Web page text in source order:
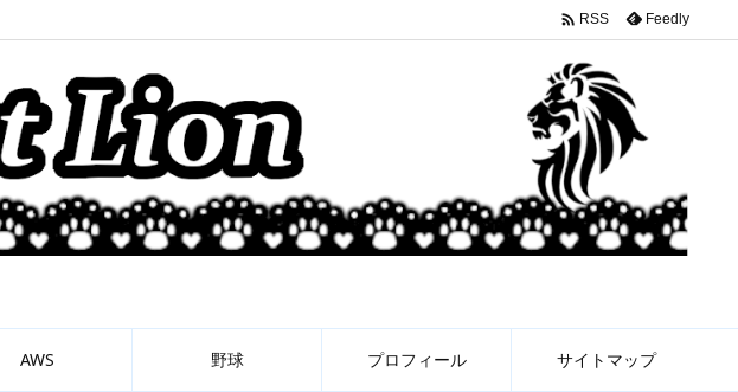
AWS 野球 プロフィール サイトマップ
 RSS Feedly